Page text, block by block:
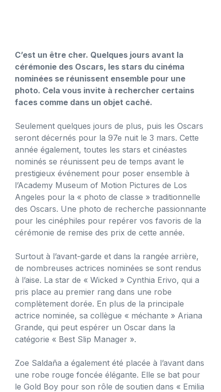
C’est un être cher. Quelques jours avant la
cérémonie des Oscars, les stars du cinéma
nominées se réunissent ensemble pour une
photo. Cela vous invite à rechercher certains
faces comme dans un objet caché.
Seulement quelques jours de plus, puis les Oscars
seront décernés pour la 97e nuit le 3 mars. Cette
année également, toutes les stars et cinéastes
nominés se réunissent peu de temps avant le
prestigieux événement pour poser ensemble à
l’Academy Museum of Motion Pictures de Los
Angeles pour la « photo de classe » traditionnelle
des Oscars. Une photo de recherche passionnante
pour les cinéphiles pour repérer vos favoris de la
cérémonie de remise des prix de cette année.
Surtout à l’avant-garde et dans la rangée arrière,
de nombreuses actrices nominées se sont rendus
à l’aise. La star de « Wicked » Cynthia Erivo, qui a
pris place au premier rang dans une robe
complètement dorée. En plus de la principale
actrice nominée, sa collègue « méchante » Ariana
Grande, qui peut espérer un Oscar dans la
catégorie « Best Slip Manager ».
Zoe Saldaña a également été placée à l’avant dans
une robe rouge foncée élégante. Elle se bat pour
le Gold Boy pour son rôle de soutien dans « Emilia